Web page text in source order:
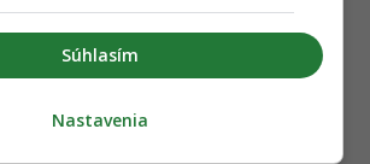
Bratislavu?
že sa vyššie zmienené projekty
Súhlasím
Nastavenia